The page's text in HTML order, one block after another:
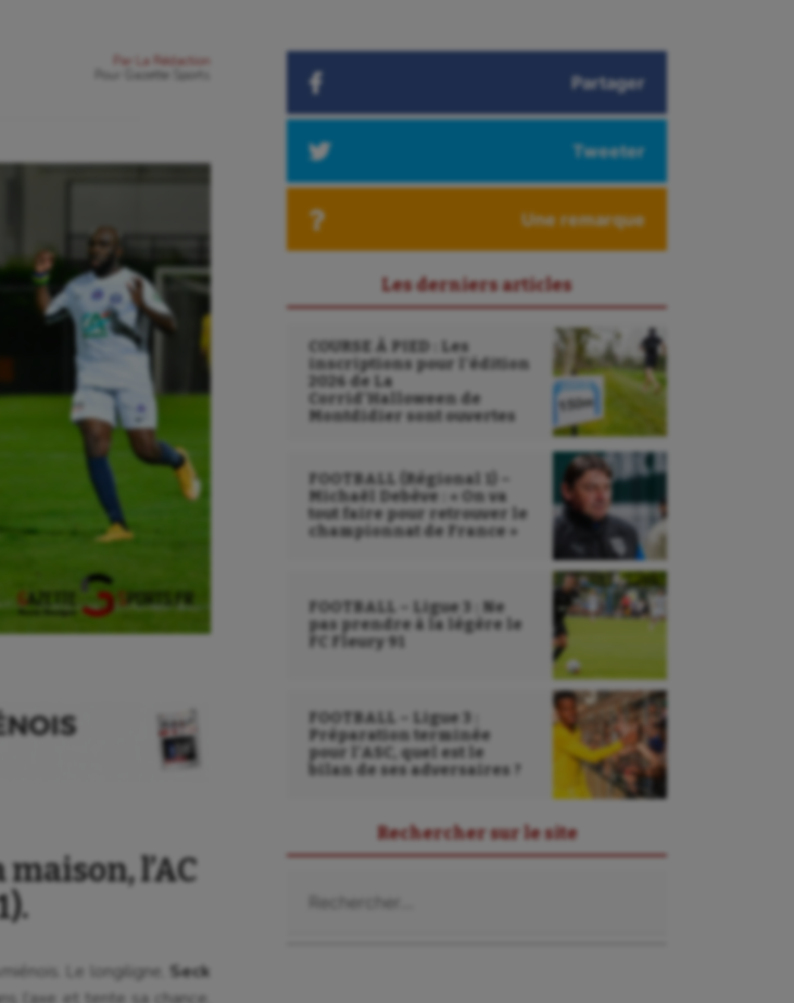
Par
La Rédaction
Gazette Sports
l’AC
Le longiligne, Seck
Partager
Tweeter
Une remarque
Les derniers articles
COURSE À PIED : Les
inscriptions pour l’édition
2026 de La
Corrid’Halloween de
Montdidier sont ouvertes
FOOTBALL (Régional 1) –
Michaël Debève : « On va
tout faire pour retrouver le
championnat de France »
FOOTBALL – Ligue 3 : Ne
pas prendre à la légère le
FC Fleury 91
FOOTBALL – Ligue 3 :
Préparation terminée
pour l’ASC, quel est le
bilan de ses adversaires ?
Rechercher sur le site